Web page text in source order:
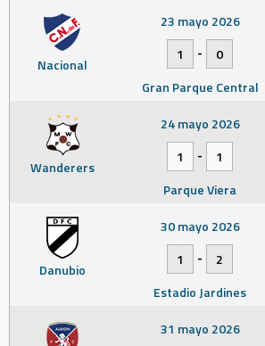
Nacional
23 mayo 2026
1
-
0
Gran Parque Central
Wanderers
24 mayo 2026
1
-
1
Parque Viera
Danubio
30 mayo 2026
1
-
2
Estadio Jardines
31 mayo 2026